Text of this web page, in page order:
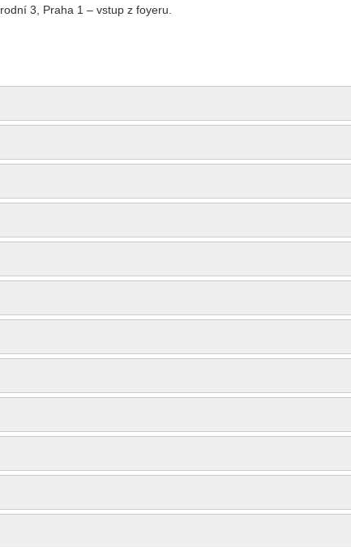
3, Praha 1 – vstup z foyeru.